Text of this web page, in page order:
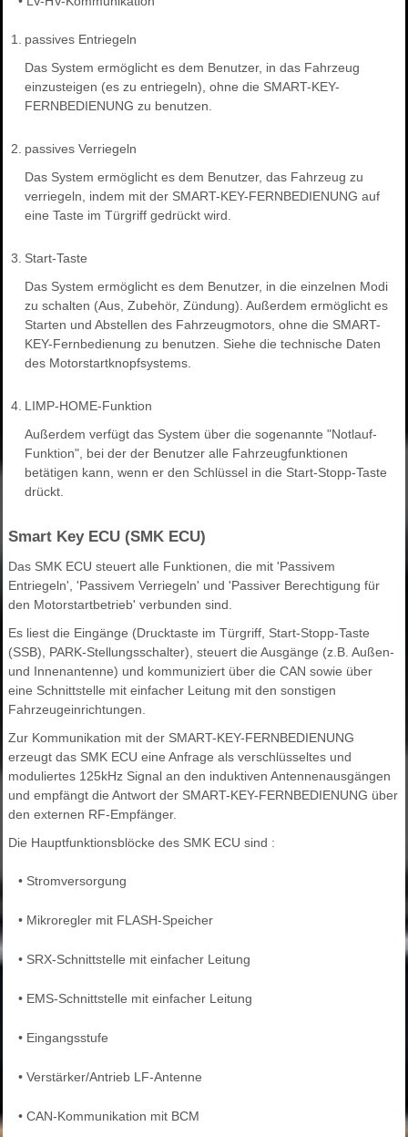
1.
passives Entriegeln
Das System ermöglicht es dem Benutzer, in das Fahrzeug
einzusteigen (es zu entriegeln), ohne die SMART-KEY-
FERNBEDIENUNG zu benutzen.
2. passives Verriegeln
Das System ermöglicht es dem Benutzer, das Fahrzeug zu
verriegeln, indem mit der SMART-KEY-FERNBEDIENUNG auf
eine Taste im Türgriff gedrückt wird.
3. Start-Taste
Das System ermöglicht es dem Benutzer, in die einzelnen Modi
zu schalten (Aus, Zubehör, Zündung). Außerdem ermöglicht es
Starten und Abstellen des Fahrzeugmotors, ohne die SMART-
KEY-Fernbedienung zu benutzen. Siehe die technische Daten
des Motorstartknopfsystems.
4. LIMP-HOME-Funktion
Außerdem verfügt das System über die sogenannte "Notlauf-
Funktion", bei der der Benutzer alle Fahrzeugfunktionen
betätigen kann, wenn er den Schlüssel in die Start-Stopp-Taste
drückt.
Smart Key ECU (SMK ECU)
Das SMK ECU steuert alle Funktionen, die mit 'Passivem
Entriegeln', 'Passivem Verriegeln' und 'Passiver Berechtigung für
den Motorstartbetrieb' verbunden sind.
Es liest die Eingänge (Drucktaste im Türgriff, Start-Stopp-Taste
(SSB), PARK-Stellungsschalter), steuert die Ausgänge (z.B. Außen-
und Innenantenne) und kommuniziert über die CAN sowie über
eine Schnittstelle mit einfacher Leitung mit den sonstigen
Fahrzeugeinrichtungen.
Zur Kommunikation mit der SMART-KEY-FERNBEDIENUNG
erzeugt das SMK ECU eine Anfrage als verschlüsseltes und
moduliertes 125kHz Signal an den induktiven Antennenausgängen
und empfängt die Antwort der SMART-KEY-FERNBEDIENUNG über
den externen RF-Empfänger.
Die Hauptfunktionsblöcke des SMK ECU sind :
• Stromversorgung
• Mikroregler mit FLASH-Speicher
• SRX-Schnittstelle mit einfacher Leitung
• EMS-Schnittstelle mit einfacher Leitung
• Eingangsstufe
• Verstärker/Antrieb LF-Antenne
• CAN-Kommunikation mit BCM